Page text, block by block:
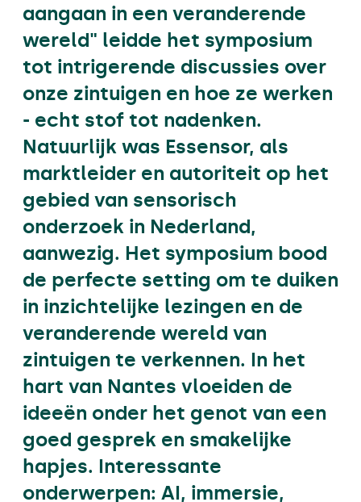
aangaan in een veranderende
wereld" leidde het symposium
tot intrigerende discussies over
onze zintuigen en hoe ze werken
- echt stof tot nadenken.
Natuurlijk was Essensor, als
marktleider en autoriteit op het
gebied van sensorisch
onderzoek in Nederland,
aanwezig. Het symposium bood
de perfecte setting om te duiken
in inzichtelijke lezingen en de
veranderende wereld van
zintuigen te verkennen. In het
hart van Nantes vloeiden de
ideeën onder het genot van een
goed gesprek en smakelijke
hapjes. Interessante
onderwerpen: AI, immersie,